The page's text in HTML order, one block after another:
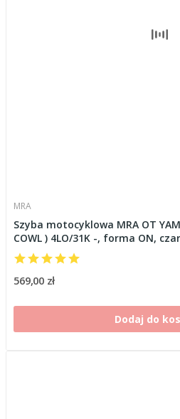
MRA
Szyba motocyklowa MRA OT
COWL ) 4LO/31K -, forma ON,
569,00 zł
Dodaj do